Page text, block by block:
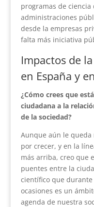
programas de ciencia
administraciones
desde la empresas
falta más iniciativa
Impactos de
en España y
¿Cómo crees que
ciudadana a la
de la sociedad?
Aunque aún le queda
por crecer, y en la
más arriba, creo que
puentes entre la
científico que
ocasiones es un
agenda de nuestra